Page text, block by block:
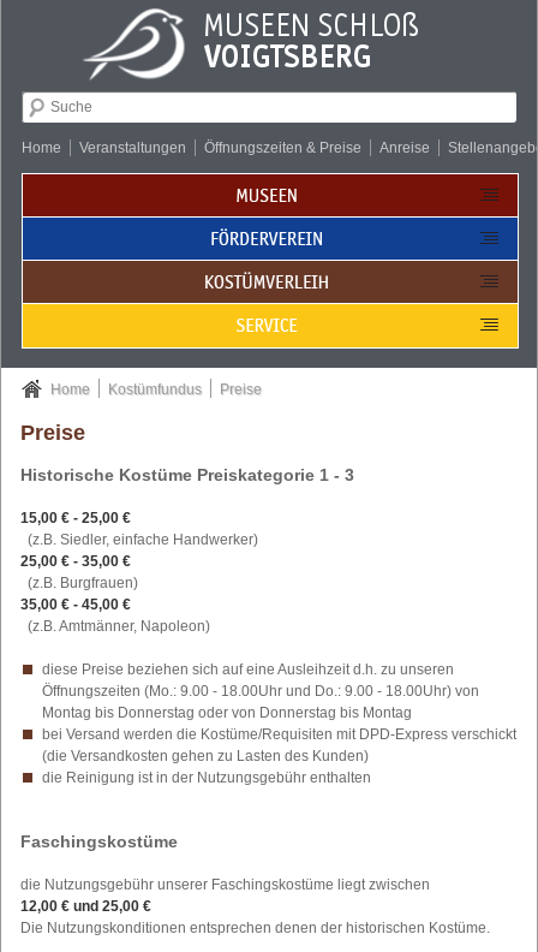
Suche & Sprache
Hauptnavigation
Home Veranstaltungen Öffnungszeiten & Preise Anreise
Sie sind hier:
Home Kostümfundus Preise
Preise
Historische Kostüme Preiskategorie 1 - 3
15,00 € - 25,00 €
(z.B. Siedler, einfache Handwerker)
25,00 € - 35,00 €
(z.B. Burgfrauen)
35,00 € - 45,00 €
(z.B. Amtmänner, Napoleon)
diese Preise beziehen sich auf eine Ausleihzeit d.h. zu unseren
Öffnungszeiten (Mo.: 9.00 - 18.00Uhr und Do.: 9.00 - 18.00Uhr) von
Montag bis Donnerstag oder von Donnerstag bis Montag
bei Versand werden die Kostüme/Requisiten mit DPD-Express verschickt
(die Versandkosten gehen zu Lasten des Kunden)
die Reinigung ist in der Nutzungsgebühr enthalten
Faschingskostüme
die Nutzungsgebühr unserer Faschingskostüme liegt zwischen
12,00 € und 25,00 €
Die Nutzungskonditionen entsprechen denen der historischen Kostüme.